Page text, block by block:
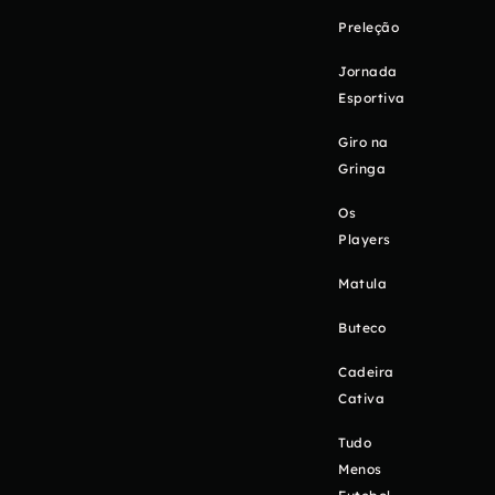
Preleção
Jornada
Esportiva
Giro na
Gringa
Os
Players
Matula
Buteco
Cadeira
Cativa
Tudo
Menos